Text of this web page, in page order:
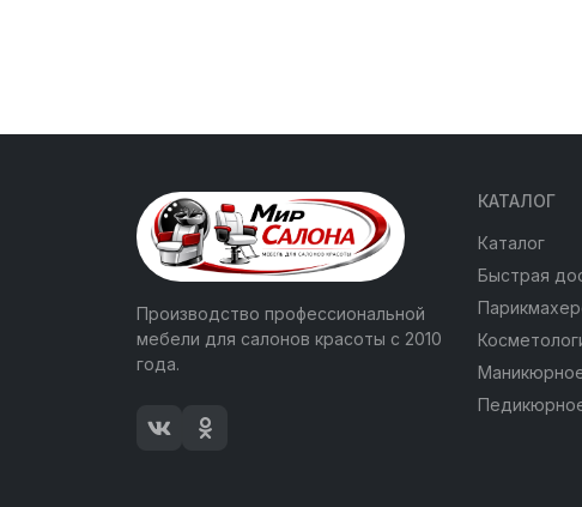
Производство профессиональной
мебели для салонов красоты с 2010
года.
КАТАЛОГ
Каталог
Быстрая